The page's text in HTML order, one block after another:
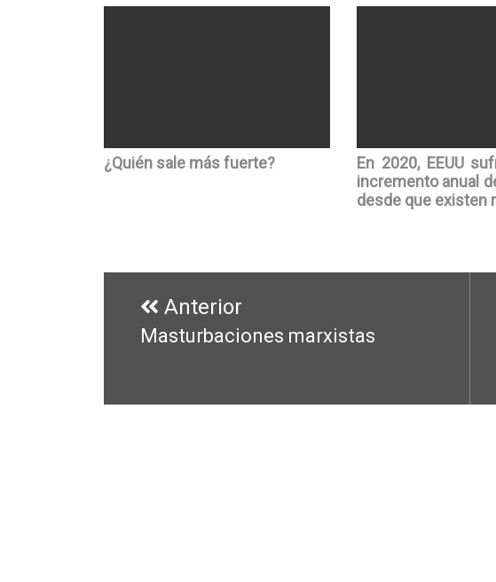
¿Quién sale más fuerte?
En 2020, EEUU
incremento anual
desde que existen
Navegación
entradas
Anterior
Entrada
Masturbaciones marxistas